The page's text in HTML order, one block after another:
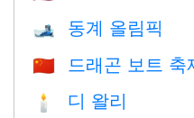
🎿 동계 올림픽
🇨🇳 드래곤 보트 축
🕯 디 왈리